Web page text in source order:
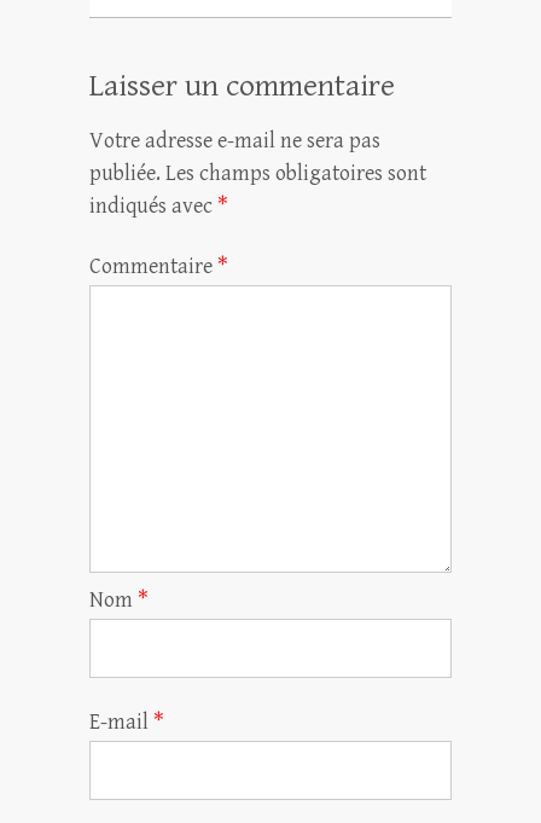
Laisser un commentaire
Votre adresse e-mail ne sera pas
publiée. Les champs obligatoires sont
indiqués avec *
Commentaire *
Nom *
E-mail *